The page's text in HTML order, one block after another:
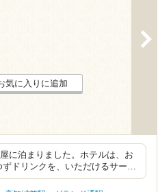
気に入りに追加
に泊まりました。ホテルは、お
ずドリンクを、いただけるサー…